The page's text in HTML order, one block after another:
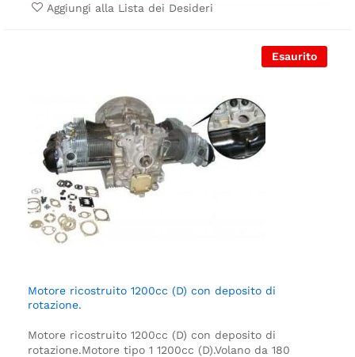
Aggiungi alla Lista dei Desideri
Esaurito
Motore ricostruito 1200cc (D) con deposito di
rotazione.
Motore ricostruito 1200cc (D) con deposito di
rotazione.Motore tipo 1 1200cc (D).Volano da 180